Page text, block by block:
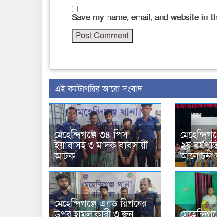
Save my name, email, and website in
‍এই ক্যাটাগরির ‍আরো সংবাদ
মেহেন্দিগঞ্জে ৩৪ পিস
ইয়াবাসহ ৩ মাদক ব্যবসায়ী
আটক
২য়
আলোচনা
মেহেন্দিগঞ্জে এ্যাড রিপনের
উপর হামলাকারী ৩ জন